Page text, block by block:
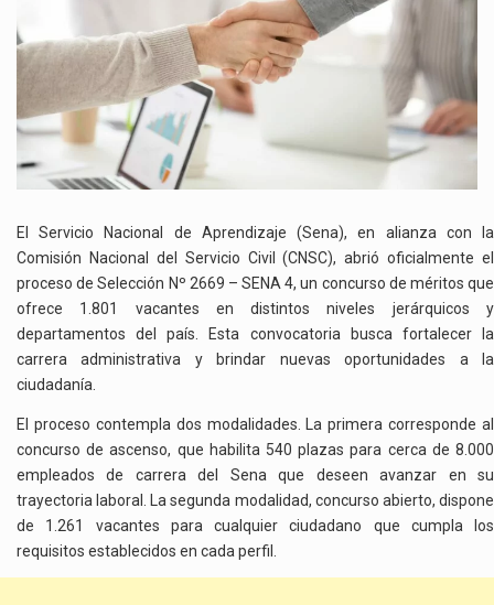
EN
CONCURSO
DE
MÉRITOS
CON
NACIONAL
El Servicio Nacional de Aprendizaje (Sena), en alianza con la
Comisión Nacional del Servicio Civil (CNSC), abrió oficialmente el
proceso de Selección Nº 2669 – SENA 4, un concurso de méritos que
ofrece 1.801 vacantes en distintos niveles jerárquicos y
departamentos del país. Esta convocatoria busca fortalecer la
carrera administrativa y brindar nuevas oportunidades a la
ciudadanía.
El proceso contempla dos modalidades. La primera corresponde al
concurso de ascenso, que habilita 540 plazas para cerca de 8.000
empleados de carrera del Sena que deseen avanzar en su
trayectoria laboral. La segunda modalidad, concurso abierto, dispone
de 1.261 vacantes para cualquier ciudadano que cumpla los
requisitos establecidos en cada perfil.